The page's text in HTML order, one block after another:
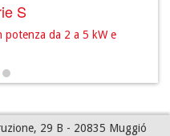
S
potenza da 2 a 5 kW e
29 B - 20835 Muggió